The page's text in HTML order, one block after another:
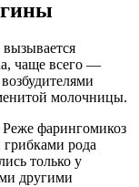
чаще всего —
молочницы.
фарингомикоз
рода
только у
другими